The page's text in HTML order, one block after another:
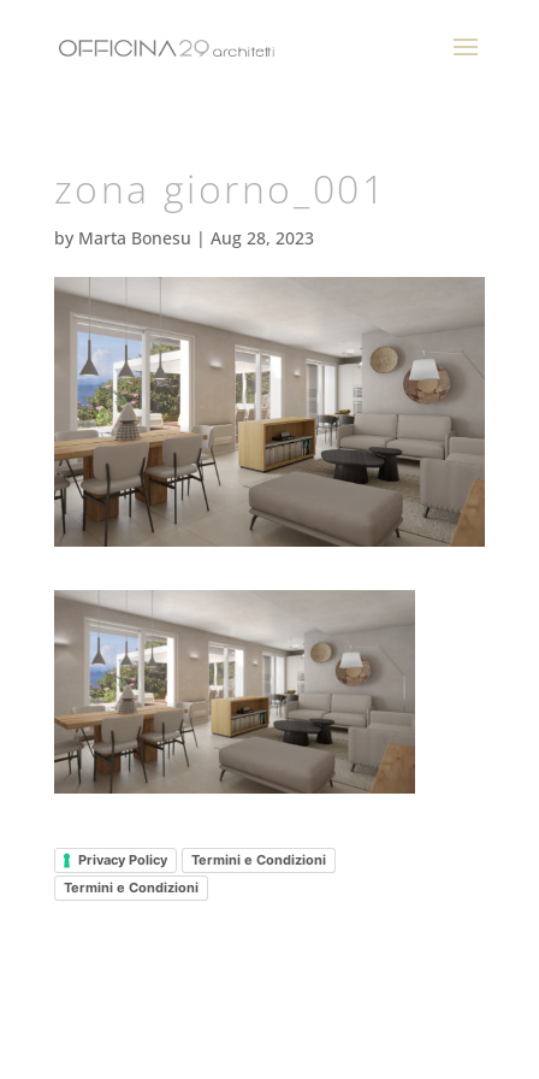
zona giorno_001
by Marta Bonesu | Aug 28, 2023
Privacy Policy
Termini e Condizioni
Termini e Condizioni